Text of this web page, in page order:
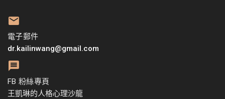
電子郵件
dr.kailinwang@gmail.com
FB 粉絲專頁
王凱琳的人格心理沙龍